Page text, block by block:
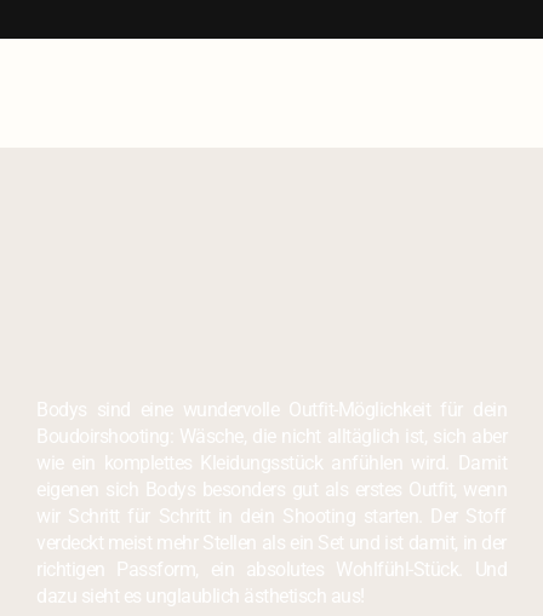
Bodys sind eine wundervolle Outfit-Möglichkeit für dein
Boudoirshooting: Wäsche, die nicht alltäglich ist, sich aber
wie ein komplettes Kleidungsstück anfühlen wird. Damit
eigenen sich Bodys besonders gut als erstes Outfit, wenn
wir Schritt für Schritt in dein Shooting starten. Der Stoff
verdeckt meist mehr Stellen als ein Set und ist damit, in der
richtigen Passform, ein absolutes Wohlfühl-Stück. Und
dazu sieht es unglaublich ästhetisch aus!